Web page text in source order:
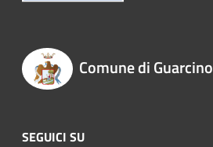
Comune di Guarcino
SEGUICI SU